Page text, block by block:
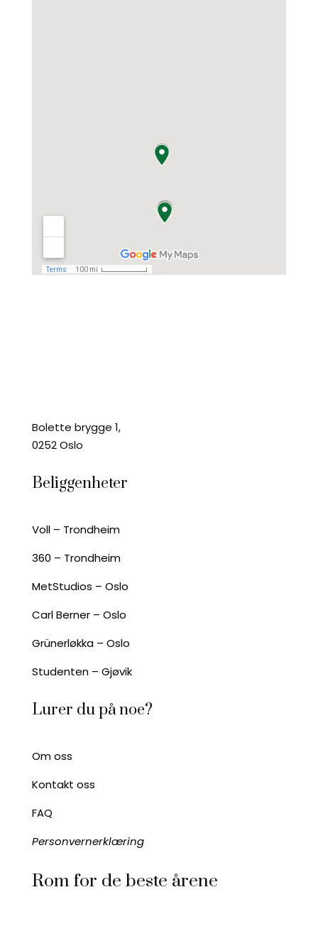
Bolette brygge 1,
0252 Oslo
Beliggenheter
Voll – Trondheim
360 – Trondheim
MetStudios – Oslo
Carl Berner – Oslo
Grünerløkka – Oslo
Studenten – Gjøvik
Lurer du på noe?
Om oss
Kontakt oss
FAQ
Personvernerklæring
Rom for de beste årene